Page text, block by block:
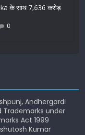
के साथ 7,636 करोड़
0
Andhergardi
Trademarks under
Act 1999
Kumar